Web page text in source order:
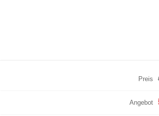
Preis
Angebot